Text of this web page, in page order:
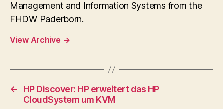
Management and Information Systems from the
FHDW Paderborn.
View Archive →
←
HP Discover: HP erweitert das HP
CloudSystem um KVM